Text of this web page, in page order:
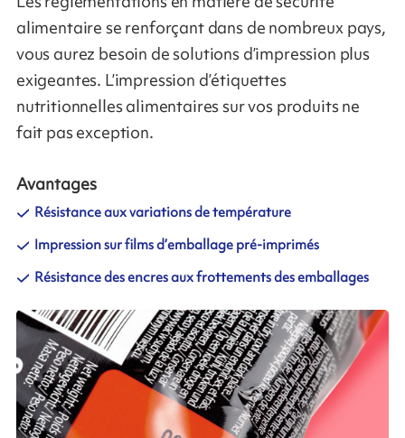
alimentaire se renforçant dans de nombreux pays,
vous aurez besoin de solutions d’impression plus
exigeantes. L’impression d’étiquettes
nutritionnelles alimentaires sur vos produits ne
fait pas exception.
Avantages
Résistance aux variations de température
Impression sur films d’emballage pré-imprimés
Résistance des encres aux frottements des emballages